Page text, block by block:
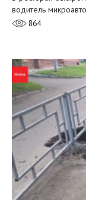
водитель
864